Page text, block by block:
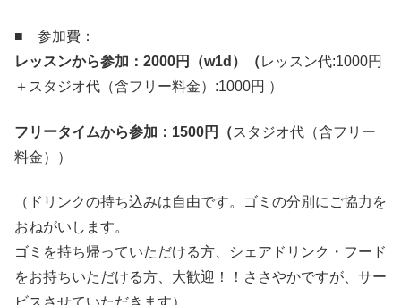
■ 参加費：
レッスンから参加： 2000円（w1d ）（レッスン代:1000円
＋スタジオ代（含フリー料金）:1000円 ）
フリータイムから参加： 1500円（スタジオ代（含フリー
料金））
（ドリンクの持ち込みは自由です。ゴミの分別にご協力を
おねがいします。
ゴミを持ち帰っていただける方、シェアドリンク・フード
をお持ちいただける方、大歓迎！！ささやかですが、サー